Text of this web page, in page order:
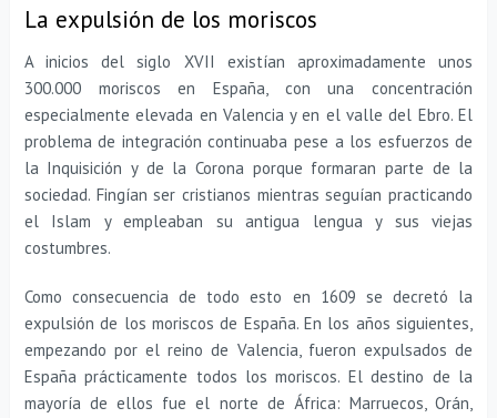
La expulsión de los moriscos
A inicios del siglo XVII existían aproximadamente unos
300.000 moriscos en España, con una concentración
especialmente elevada en Valencia y en el valle del Ebro. El
problema de integración continuaba pese a los esfuerzos de
la Inquisición y de la Corona porque formaran parte de la
sociedad. Fingían ser cristianos mientras seguían practicando
el Islam y empleaban su antigua lengua y sus viejas
costumbres.
Como consecuencia de todo esto en 1609 se decretó la
expulsión de los moriscos de España. En los años siguientes,
empezando por el reino de Valencia, fueron expulsados de
España prácticamente todos los moriscos. El destino de la
mayoría de ellos fue el norte de África: Marruecos, Orán,